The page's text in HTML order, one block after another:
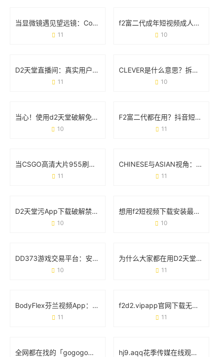
当显微镜遇见望远镜：Cosmos里藏着多少你不知道的事
11
f2富二代成年短视频成人版：一场流量狂欢下的争议与真相
10
D2天堂直播间：真实用户都在看什么？这些功能你可能不知道
11
CLEVER是什么意思？拆解它的多重含义与实用场景
10
当心！使用d2天堂破解免费版可能让你付出这些代价
10
F2富二代都在用？抖音短视频官方破解版到底是个啥？
11
当CSGO高清大片955刷屏时 玩家们到底在讨论什么？
11
CHINESE与ASIAN视角：GAY群体在XXX文化中的真实处境
11
D2天堂污App下载破解禁黄版背后：你需要知道的真相与风险
10
想用f2短视频下载安装最新版下载app？先看完这篇避坑指南！
10
DD373游戏交易平台：安全、高效与玩家信赖的虚拟经济枢纽
10
为什么大家都在用D2天堂成版人短视频app无限版？这5点说透了
11
BodyFlex芬兰视频App：重新定义你的健身方式
11
f2d2.vipapp官网下载无限看：你的随身娱乐宝库
11
全网都在找的「gogogo免费高清完整版」，到底有多香？ hj9.aqq花季传媒在线观看：年轻人的娱乐新选择